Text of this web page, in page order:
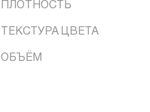
ПЛОТНОСТЬ
ТЕКСТУРА ЦВЕТА
ОБЪЁМ